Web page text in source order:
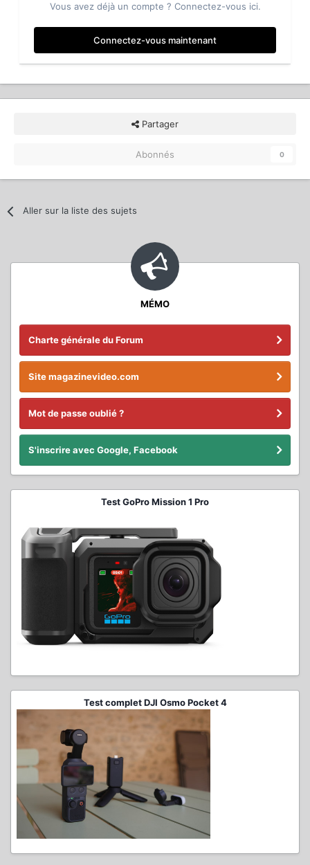
Vous avez déjà un compte ? Connectez-vous ici.
Connectez-vous maintenant
Partager
Abonnés 0
Aller sur la liste des sujets
MÉMO
Charte générale du Forum
Site magazinevideo.com
Mot de passe oublié ?
S'inscrire avec Google, Facebook
Test GoPro Mission 1 Pro
Test complet DJI Osmo Pocket 4